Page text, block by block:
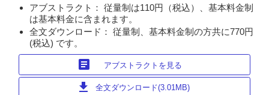
アブストラクト： 従量制は110円（税込）、基本料金制
は基本料金に含まれます。
全文ダウンロード： 従量制、基本料金制の方共に770円
(税込) です。
article アブストラクトを見る
download 全文ダウンロード(3.01MB)